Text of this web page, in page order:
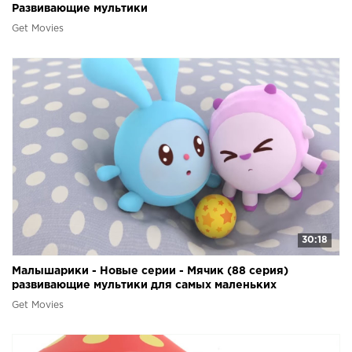
Развивающие мультики
Get Movies
30:18
Малышарики - Новые серии - Мячик (88 серия)
развивающие мультики для самых маленьких
Get Movies